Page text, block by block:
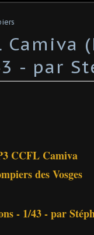
Camiva
- par
CCFL Camiva
des Vosges
- 1/43 - par